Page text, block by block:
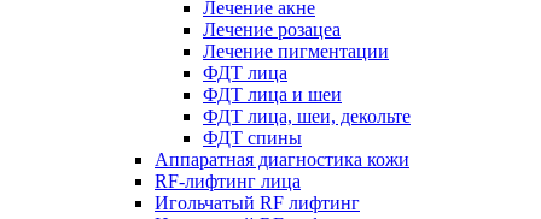
Лечение акне
Лечение розацеа
Лечение пигментации
ФДТ лица
ФДТ лица и шеи
ФДТ лица, шеи, декольте
ФДТ спины
Аппаратная диагностика кожи
RF-лифтинг лица
Игольчатый RF лифтинг